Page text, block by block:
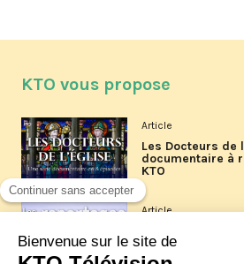
KTO vous propose
Article
Les Docteurs de
documentaire à
KTO
Article
Les reportages